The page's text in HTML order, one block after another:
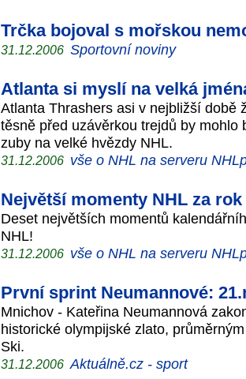
Trčka bojoval s mořskou
31.12.2006 Sportovní noviny
Atlanta si myslí na velká
Atlanta Thrashers asi v nejbližší době
těsně před uzávěrkou trejdů by
zuby na velké hvězdy NHL.
31.12.2006 vše o NHL na serveru
Největší momenty NHL za rok
Deset největších momentů
NHL!
31.12.2006 vše o NHL na serveru
První sprint Neumannové:
Mnichov - Kateřina Neumannová
historické olympijské zlato,
Ski.
31.12.2006 Aktuálně.cz - sport